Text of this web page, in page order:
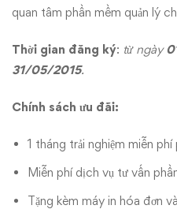
quan tâm phần mềm quản lý
Thời gian đăng ký: từ ngày
31/05/2015.
Chính sách ưu đãi:
1 tháng trải nghiệm miễn
Miễn phí dịch vụ tư vấn
Tặng kèm máy in hóa đơn